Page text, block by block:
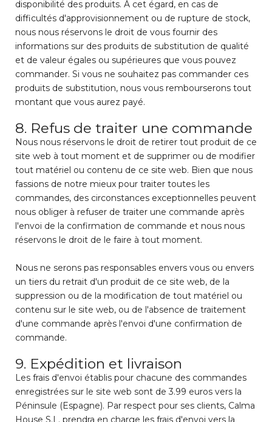
disponibilité des produits. À cet égard, en cas de
difficultés d'approvisionnement ou de rupture de stock,
nous nous réservons le droit de vous fournir des
informations sur des produits de substitution de qualité
et de valeur égales ou supérieures que vous pouvez
commander. Si vous ne souhaitez pas commander ces
produits de substitution, nous vous rembourserons tout
montant que vous aurez payé.
8. Refus de traiter une commande
Nous nous réservons le droit de retirer tout produit de ce
site web à tout moment et de supprimer ou de modifier
tout matériel ou contenu de ce site web. Bien que nous
fassions de notre mieux pour traiter toutes les
commandes, des circonstances exceptionnelles peuvent
nous obliger à refuser de traiter une commande après
l'envoi de la confirmation de commande et nous nous
réservons le droit de le faire à tout moment.
Nous ne serons pas responsables envers vous ou envers
un tiers du retrait d'un produit de ce site web, de la
suppression ou de la modification de tout matériel ou
contenu sur le site web, ou de l'absence de traitement
d'une commande après l'envoi d'une confirmation de
commande.
9. Expédition et livraison
Les frais d'envoi établis pour chacune des commandes
enregistrées sur le site web sont de 3.99 euros vers la
Péninsule (Espagne). Par respect pour ses clients, Calma
House S.L. prendra en charge les frais d'envoi vers la